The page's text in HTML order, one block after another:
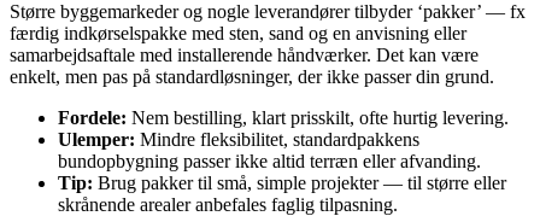
Større byggemarkeder og nogle leverandører tilbyder ‘pakker’ — fx
færdig indkørselspakke med sten, sand og en anvisning eller
samarbejdsaftale med installerende håndværker. Det kan være
enkelt, men pas på standardløsninger, der ikke passer din grund.
Fordele: Nem bestilling, klart prisskilt, ofte hurtig levering.
Ulemper: Mindre fleksibilitet, standardpakkens
bundopbygning passer ikke altid terræn eller afvanding.
Tip: Brug pakker til små, simple projekter — til større eller
skrånende arealer anbefales faglig tilpasning.